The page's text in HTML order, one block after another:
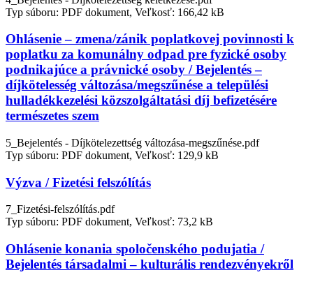
Typ súboru: PDF dokument, Veľkosť: 166,42 kB
Ohlásenie – zmena/zánik poplatkovej povinnosti k
poplatku za komunálny odpad pre fyzické osoby
podnikajúce a právnické osoby / Bejelentés –
díjkötelesség változása/megszűnése a települési
hulladékkezelési közszolgáltatási díj befizetésére
természetes szem
5_Bejelentés - Díjkötelezettség változása-megszűnése.pdf
Typ súboru: PDF dokument, Veľkosť: 129,9 kB
Výzva / Fizetési felszólítás
7_Fizetési-felszólítás.pdf
Typ súboru: PDF dokument, Veľkosť: 73,2 kB
Ohlásenie konania spoločenského podujatia /
Bejelentés társadalmi – kulturális rendezvényekről